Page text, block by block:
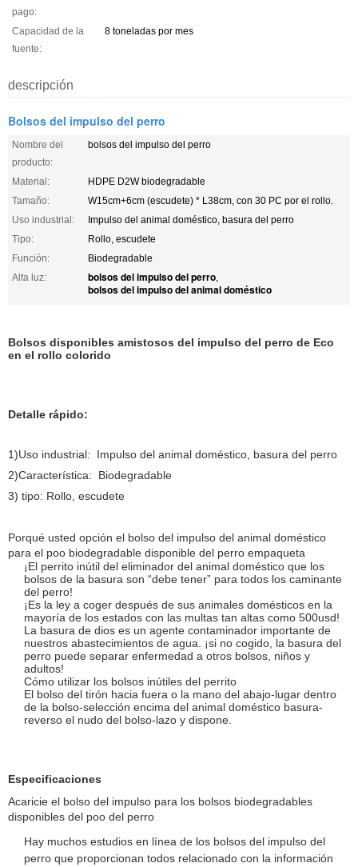
pago:
Capacidad de la
fuente:
8 toneladas por mes
descripción
Bolsos del impulso del perro
Nombre del
producto:
bolsos del impulso del perro
Material:
HDPE D2W biodegradable
Tamaño:
W15cm+6cm (escudete) * L38cm, con 30 PC por el rollo.
Uso industrial:
Impulso del animal doméstico, basura del perro
Tipo:
Rollo, escudete
Función:
Biodegradable
Alta luz:
bolsos del impulso del perro,
bolsos del impulso del animal doméstico
Bolsos disponibles amistosos del impulso del perro de Eco
en el rollo colorido
Detalle rápido:
1)Uso industrial: Impulso del animal doméstico, basura del perro
2)Característica: Biodegradable
3) tipo: Rollo, escudete
Porqué usted opción el bolso del impulso del animal doméstico
para el poo biodegradable disponible del perro empaqueta
¡El perrito inútil del eliminador del animal doméstico que los
bolsos de la basura son “debe tener” para todos los caminante
del perro!
¡Es la ley a coger después de sus animales domésticos en la
mayoría de los estados con las multas tan altas como 500usd!
La basura de dios es un agente contaminador importante de
nuestros abastecimientos de agua. ¡si no cogido, la basura del
perro puede separar enfermedad a otros bolsos, niños y
adultos!
Cómo utilizar los bolsos inútiles del perrito
El bolso del tirón hacia fuera o la mano del abajo-lugar dentro
de la bolso-selección encima del animal doméstico basura-
reverso el nudo del bolso-lazo y dispone.
Especificaciones
Acaricie el bolso del impulso para los bolsos biodegradables
disponibles del poo del perro
Hay muchos estudios en línea de los bolsos del impulso del
perro que proporcionan todos relacionado con la información